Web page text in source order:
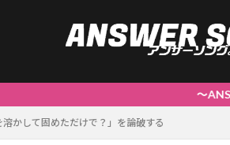
～ANSWER SONG ア
溶かして固めただけで？」を論破する